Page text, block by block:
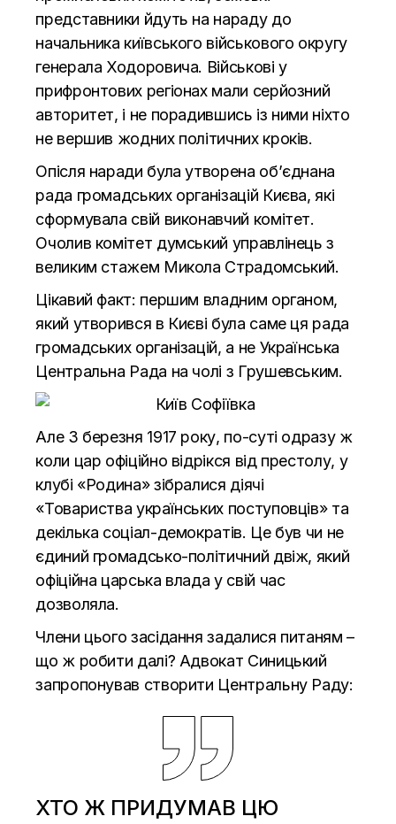
представники йдуть на нараду до
начальника київського військового округу
генерала Ходоровича. Військові у
прифронтових регіонах мали серйозний
авторитет, і не порадившись із ними ніхто
не вершив жодних політичних кроків.
Опісля наради була утворена об’єднана
рада громадських організацій Києва, які
сформувала свій виконавчий комітет.
Очолив комітет думський управлінець з
великим стажем Микола Страдомський.
Цікавий факт: першим владним органом,
який утворився в Києві була саме ця рада
громадських організацій, а не Українська
Центральна Рада на чолі з Грушевським.
Але 3 березня 1917 року, по-суті одразу ж
коли цар офіційно відрікся від престолу, у
клубі «Родина» зібралися діячі
«Товариства українських поступовців» та
декілька соціал-демократів. Це був чи не
єдиний громадсько-політичний двіж, який
офіційна царська влада у свій час
дозволяла.
Члени цього засідання задалися питаням –
що ж робити далі? Адвокат Синицький
запропонував створити Центральну Раду:
ХТО Ж ПРИДУМАВ ЦЮ